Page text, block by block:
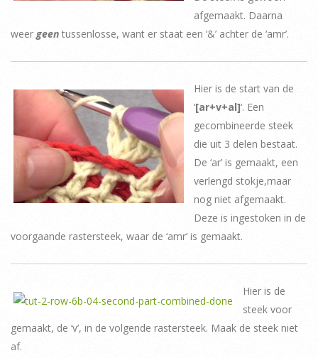
afgemaakt. Daarna
weer geentussenlosse, want er staat een ‘&’ achter de ‘amr’.
Hier is de start van de
‘[ar+v+al]‘. Een
gecombineerde steek
die uit 3 delen bestaat.
De ‘ar’ is gemaakt, een
verlengd stokje,maar
nog niet afgemaakt.
Deze is ingestoken in de
voorgaande rastersteek, waar de ‘amr’ is gemaakt.
Hier is de
steek voor
gemaakt, de ‘v’, in de volgende rastersteek. Maak de steek niet
af.